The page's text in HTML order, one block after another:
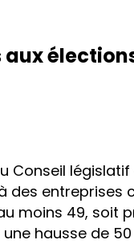
aux
Conseil
entreprises
moins 49, soit
hausse de